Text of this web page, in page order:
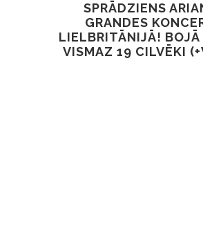
SPRĀDZIENS
GRANDES
LIELBRITĀNIJĀ! BOJĀ
VISMAZ 19 CILVĒKI